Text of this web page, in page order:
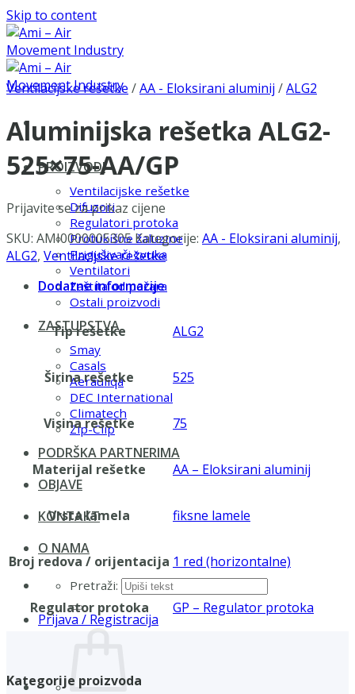
Skip to content
PROIZVODI
Ventilacijske rešetke
Difuzori
Regulatori protoka
Protukišne žaluzine
Prigušivači zvuka
Ventilatori
Zaštita od požara
Ostali proizvodi
ZASTUPSTVA
Smay
Casals
Aerauliqa
DEC International
Climatech
Zip-Clip
PODRŠKA PARTNERIMA
OBJAVE
KONTAKT
O NAMA
Pretraži:
Prijava / Registracija
Ventilacijske rešetke /AA - Eloksirani aluminij /ALG2
Aluminijska rešetka ALG2-
525×75-AA/GP
Prijavite se za prikaz cijene
SKU: AMI0000005305 Kategorije: AA - Eloksirani aluminij,
ALG2, Ventilacijske rešetke
Dodatne informacije
Tip rešetke ALG2
Širina rešetke 525
Visina rešetke 75
Materijal rešetke AA – Eloksirani aluminij
Vrsta lamela fiksne lamele
Broj redova / orijentacija 1 red (horizontalne)
Regulator protoka GP – Regulator protoka
Kategorije proizvoda